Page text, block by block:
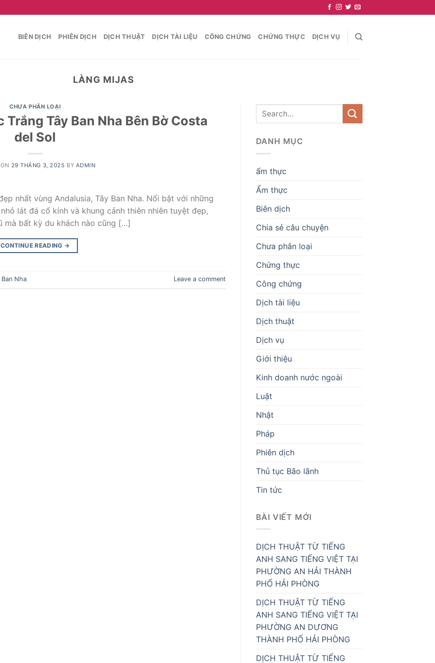
BIÊN DỊCH PHIÊN DỊCH DỊCH THUẬT DỊCH TÀI LIỆU CÔNG CHỨNG CHỨNG THỰC DỊCH VỤ
LÀNG MIJAS
CHƯA PHÂN LOẠI
Trắng Tây Ban Nha Bên Bờ Costa
del Sol
29 THÁNG 3, 2025 BY ADMIN
nhất vùng Andalusia, Tây Ban Nha. Nổi bật với những
lát đá cổ kính và khung cảnh thiên nhiên tuyệt đẹp,
mà bất kỳ du khách nào cũng […]
CONTINUE READING →
Ban Nha Leave a comment
DANH MỤC
ẩm thực
Ẩm thực
Biên dịch
Chia sẻ câu chuyện
Chưa phân loại
Chứng thực
Công chứng
Dịch tài liệu
Dịch thuật
Dịch vụ
Giới thiệu
Kinh doanh nước ngoài
Luật
Nhật
Pháp
Phiên dịch
Thủ tục Bão lãnh
Tin tức
BÀI VIẾT MỚI
DỊCH THUẬT TỪ TIẾNG
ANH SANG TIẾNG VIỆT TẠI
PHƯỜNG AN HẢI THÀNH
PHỐ HẢI PHÒNG
DỊCH THUẬT TỪ TIẾNG
ANH SANG TIẾNG VIỆT TẠI
PHƯỜNG AN DƯƠNG
THÀNH PHỐ HẢI PHÒNG
DỊCH THUẬT TỪ TIẾNG